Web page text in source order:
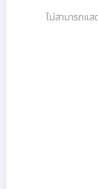
ไม่สามารถแ